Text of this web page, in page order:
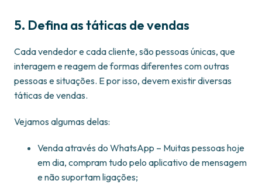
5. Defina as táticas de vendas
Cada vendedor e cada cliente, são pessoas únicas, que
interagem e reagem de formas diferentes com outras
pessoas e situações. E por isso, devem existir diversas
táticas de vendas.
Vejamos algumas delas:
Venda através do WhatsApp – Muitas pessoas hoje
em dia, compram tudo pelo aplicativo de mensagem
e não suportam ligações;